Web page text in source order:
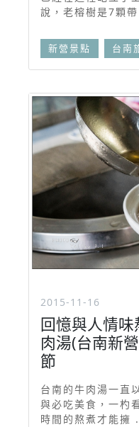
說，老榕樹是7顆
新營景點 台南
2015-11-16
回憶與人情
肉湯(台南新
節
台南的牛肉湯一直
與必吃美食，一杓
時間的熬煮才能擁